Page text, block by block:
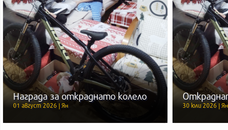
Награда за откраднато колело
01 август 2026 | Ян 30 юли 2026 | Ян